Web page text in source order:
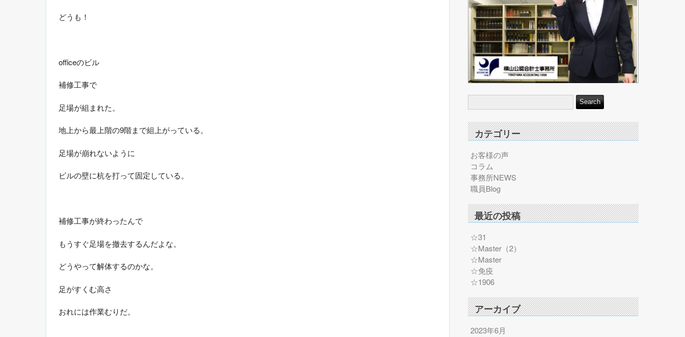
どうも！
officeのビル
補修工事で
足場が組まれた。
地上から最上階の9階まで組上がっている。
足場が崩れないように
ビルの壁に杭を打って固定している。
補修工事が終わったんで
もうすぐ足場を撤去するんだよな。
どうやって解体するのかな。
足がすくむ高さ
おれには作業むりだ。
カテゴリー
お客様の声
コラム
事務所NEWS
職員Blog
最近の投稿
☆31
☆Master（2）
☆Master
☆免疫
☆1906
アーカイブ
2023年6月